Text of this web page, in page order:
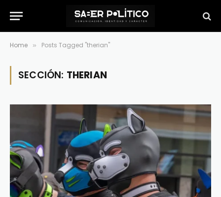
Home » Posts Tagged "therian"
SECCIÓN: THERIAN